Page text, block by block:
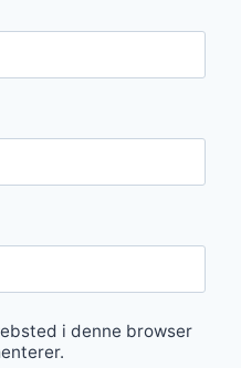
i denne browser